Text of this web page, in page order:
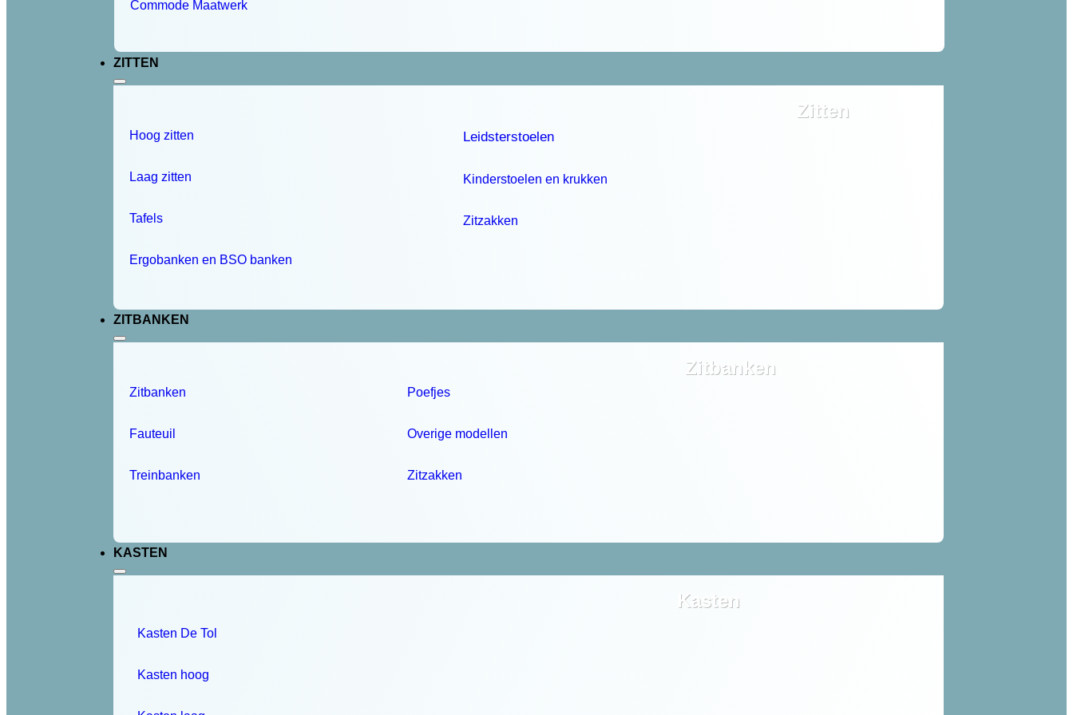
Commode Maatwerk
ZITTEN
Hoog zitten
Laag zitten
Tafels
Ergobanken en BSO banken
Leidsterstoelen
Kinderstoelen en krukken
Zitzakken
Zitten
ZITBANKEN
Zitbanken
Fauteuil
Treinbanken
Poefjes
Overige modellen
Zitzakken
Zitbanken
KASTEN
Kasten De Tol
Kasten hoog
Kasten